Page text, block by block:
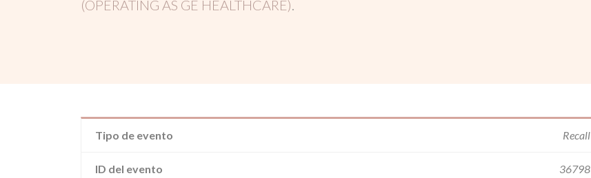
(OPERATING AS GE HEALTHCARE).
Tipo de evento Recall
ID del evento 36798